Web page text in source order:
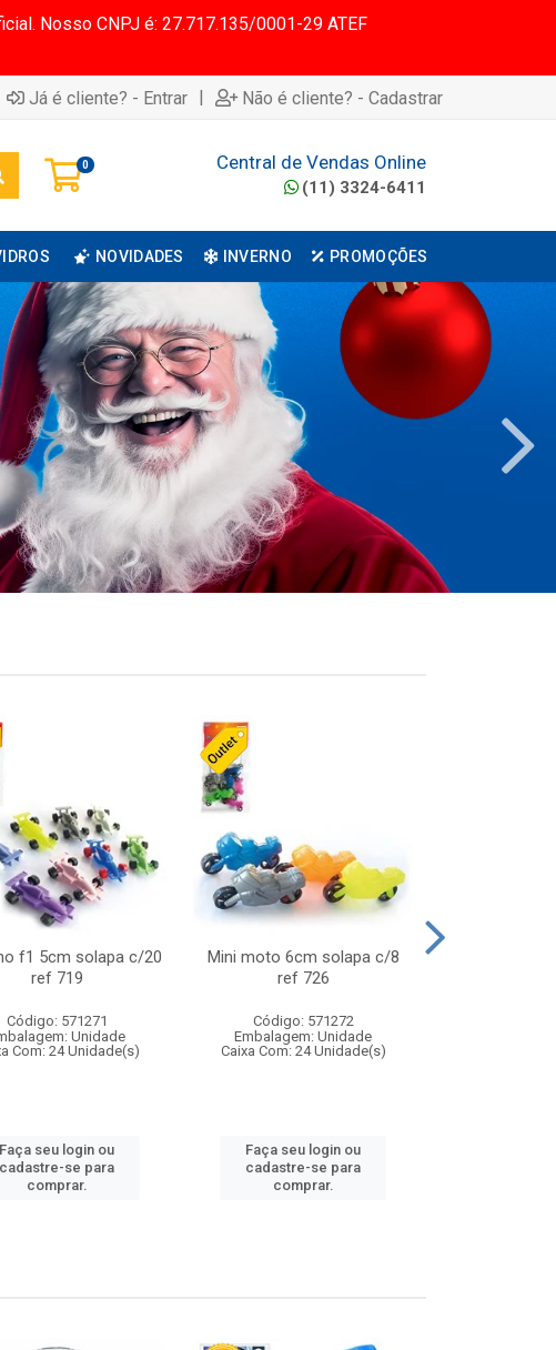
Nosso CNPJ é: 27.717.135/0001-29 ATEF
Já é cliente? - Entrar | Não é cliente? - Cadastrar
0 Central de Vendas Online
(11) 3324-6411
NOVIDADES INVERNO PROMOÇÕES
f1 5cm solapa c/20
ref 719
Código: 571271
Unidade
Com: 24 Unidade(s)
Faça seu login ou
cadastre-se para
comprar.
Mini moto 6cm solapa c/8
ref 726
Código: 571272
Embalagem: Unidade
Caixa Com: 24 Unidade(s)
Faça seu login ou
cadastre-se para
comprar.